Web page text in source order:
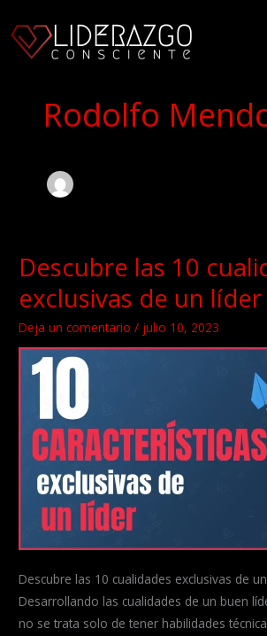
contenido
Rodolfo
Descubre las 10
exclusivas de un
Deja un comentario / julio 10, 2023
Descubre las 10 cualidades exclusivas de
Desarrollando las cualidades de un buen
no se trata solo de tener habilidades